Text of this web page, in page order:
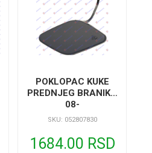
POKLOPAC KUKE
PREDNJEG BRANIKA
08-
SKU: 052807830
1684.00 RSD